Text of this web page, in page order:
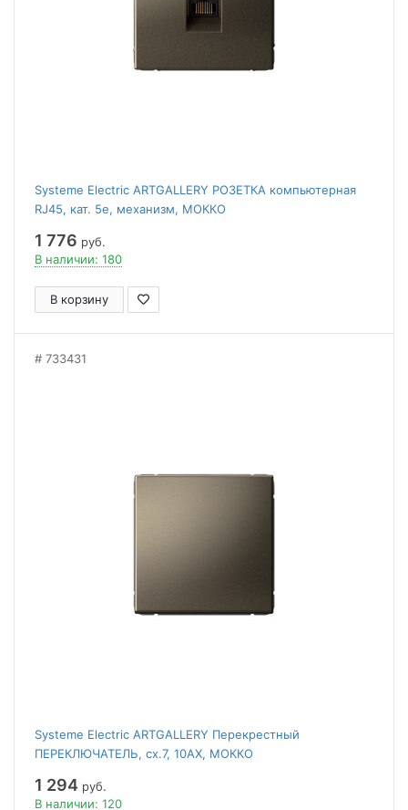
Systeme Electric ARTGALLERY РОЗЕТКА компьютерная
RJ45, кат. 5е, механизм, МОККО
1 776 руб.
В наличии: 180
В корзину
733431
Systeme Electric ARTGALLERY Перекрестный
ПЕРЕКЛЮЧАТЕЛЬ, сх.7, 10АХ, МОККО
1 294 руб.
В наличии: 120